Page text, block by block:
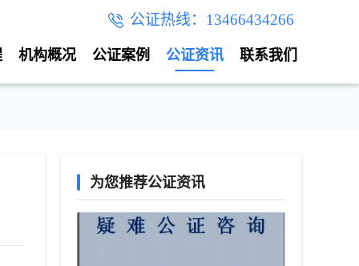
公证热线：13466434266
联系我们
公证资讯
公证案例
机构概况
为您推荐公证资讯